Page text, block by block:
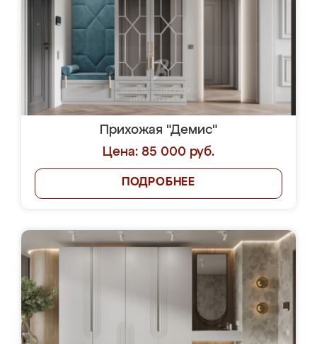
Прихожая "Демис"
Цена: 85 000 руб.
ПОДРОБНЕЕ